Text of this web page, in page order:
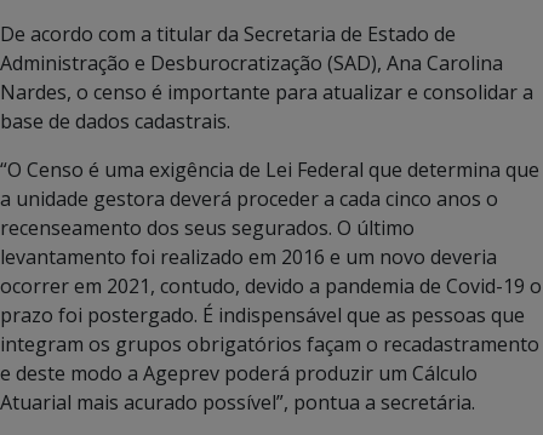
De acordo com a titular da Secretaria de Estado de
Administração e Desburocratização (SAD), Ana Carolina
Nardes, o censo é importante para atualizar e consolidar a
base de dados cadastrais.
“O Censo é uma exigência de Lei Federal que determina que
a unidade gestora deverá proceder a cada cinco anos o
recenseamento dos seus segurados. O último
levantamento foi realizado em 2016 e um novo deveria
ocorrer em 2021, contudo, devido a pandemia de Covid-19 o
prazo foi postergado. É indispensável que as pessoas que
integram os grupos obrigatórios façam o recadastramento
e deste modo a Ageprev poderá produzir um Cálculo
Atuarial mais acurado possível”, pontua a secretária.